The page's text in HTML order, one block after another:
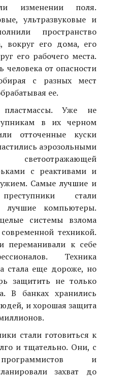
изменении поля.
ультразвуковые и
пространство
вокруг его дома, его
его рабочего места.
человека от опасности
с разных мест
ее.
Уже не
в их черном
отточенные куски
аэрозольными
светоотражающей
с реактивами и
Самые лучшие и
стали
лучшие компьютеры.
системы взлома
техникой.
переманивали к себе
Техника
стала еще дороже, но
защитить не только
В банках хранились
и хорошая защита
стали готовиться к
и тщательно. Они, с
и
захват до